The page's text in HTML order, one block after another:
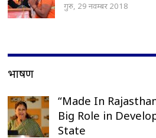
गुरु, 29 नवम्बर 2018
भाषण
“Made In
Big Role in
State